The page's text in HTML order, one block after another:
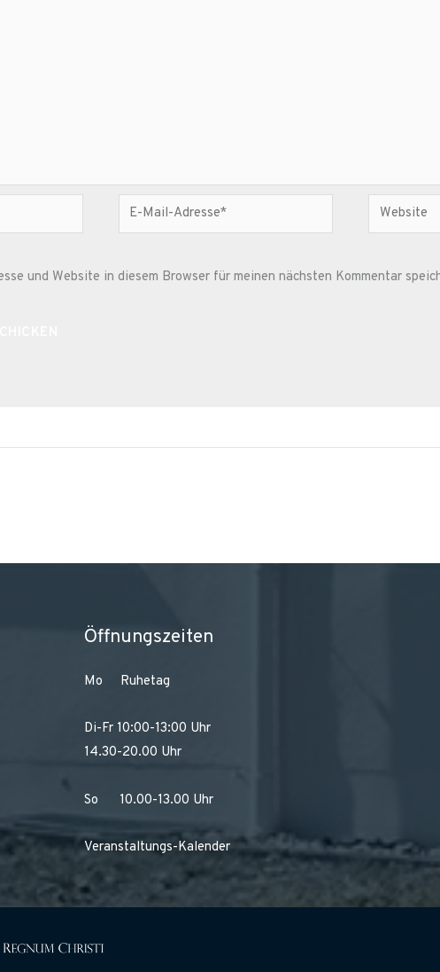
E-
Mail-
Website
und Website in diesem Browser für meinen nächsten Kommentar
Öffnungszeiten
Mo Ruhetag
Di-Fr 10:00-13:00 Uhr
14.30-20.00 Uhr
So 10.00-13.00 Uhr
Veranstaltungs-Kalender